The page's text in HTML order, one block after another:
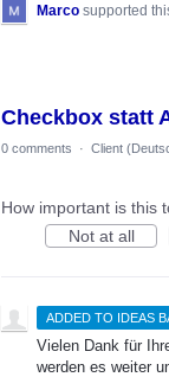
Marco supported
Checkbox statt
0 comments · Client
How important is this
Not at all
ADDED TO IDEAS
Vielen Dank für
werden es weiter